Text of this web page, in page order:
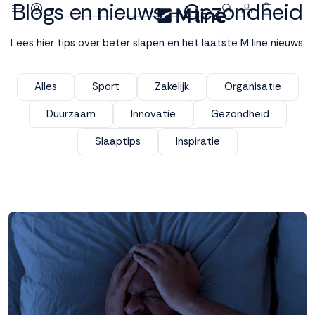
gebruikt
M line plaatst
functionele,
website goed, terwijl
de analytische
cookies ons helpen
om de website te
verbeteren. Via de
marketing cookies
kunnen we jouw
Blogs en nieuws - Gezondheid
Lees hier tips over beter slapen en het laatste M line nieuws.
Alles Sport Zakelijk
Organisatie
Duurzaam
Innovatie
Gezondheid
Slaaptips
Inspiratie